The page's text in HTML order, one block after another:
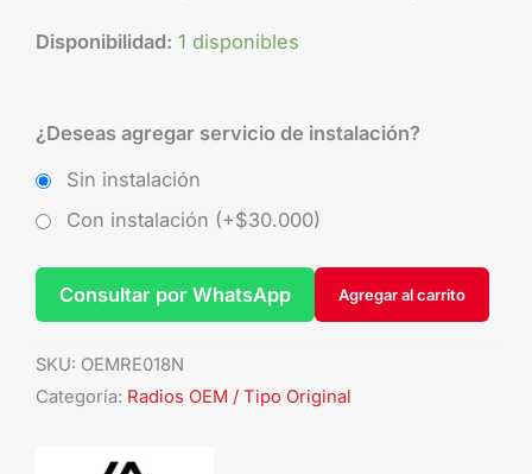
Disponibilidad: 1 disponibles
¿Deseas agregar servicio de instalación?
Sin instalación
Con instalación (+$30.000)
Agregar al carrito
Consultar por WhatsApp
SKU: OEMRE018N
Categoría: Radios OEM / Tipo Original